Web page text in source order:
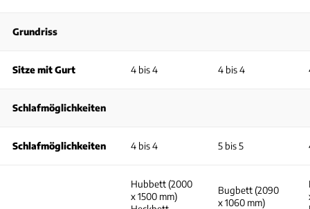
Grundriss
Sitze mit Gurt 4 bis 4 4 bis 4
Schlafmöglichkeiten
Schlafmöglichkeiten 4 bis 4 5 bis 5
Hubbett (2000
x 1500 mm)
Bugbett (2090
x 1060 mm)